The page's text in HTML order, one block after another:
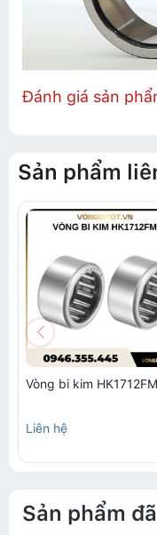
Đánh giá sản
Sản phẩm
Vòng bi kim HK1712FM
Liên hệ
Sản phẩm